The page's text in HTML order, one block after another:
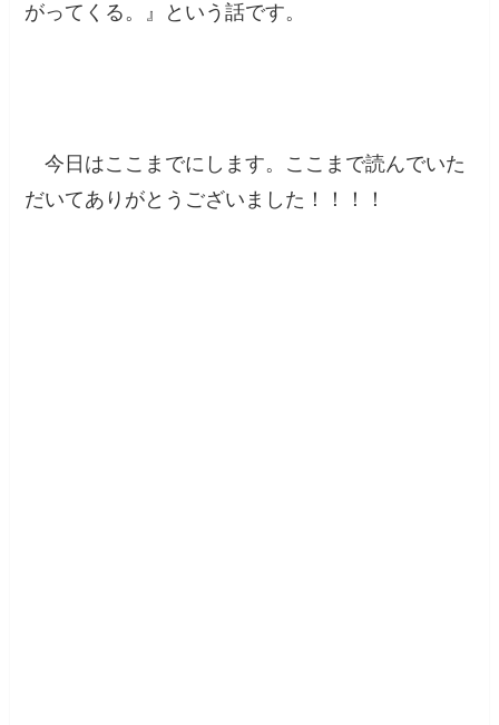
がってくる。』という話です。
今日はここまでにします。ここまで読んでいた
だいてありがとうございました！！！！